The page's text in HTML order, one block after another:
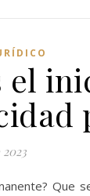
el
Que